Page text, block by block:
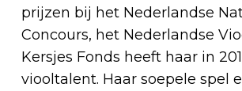
prijzen bij het Nederlandse
Concours, het Nederlandse
Kersjes Fonds heeft haar in
viooltalent. Haar soepele spel